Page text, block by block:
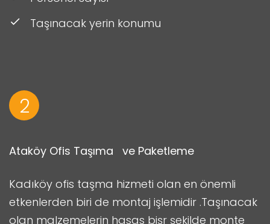
Taşınacak yerin konumu
2
Ataköy Ofis Taşıma ve Paketleme
Kadıköy ofis taşma hizmeti olan en önemli
etkenlerden biri de montaj işlemidir .Taşınacak
olan malzemelerin hasas bişr şekilde monte